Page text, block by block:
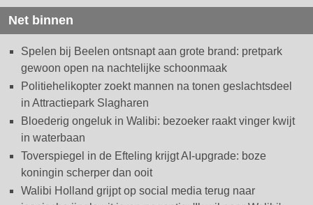
Net binnen
Spelen bij Beelen ontsnapt aan grote brand: pretpark
gewoon open na nachtelijke schoonmaak
Politiehelikopter zoekt mannen na tonen geslachtsdeel
in Attractiepark Slagharen
Bloederig ongeluk in Walibi: bezoeker raakt vinger kwijt
in waterbaan
Toverspiegel in de Efteling krijgt AI-upgrade: boze
koningin scherper dan ooit
Walibi Holland grijpt op social media terug naar